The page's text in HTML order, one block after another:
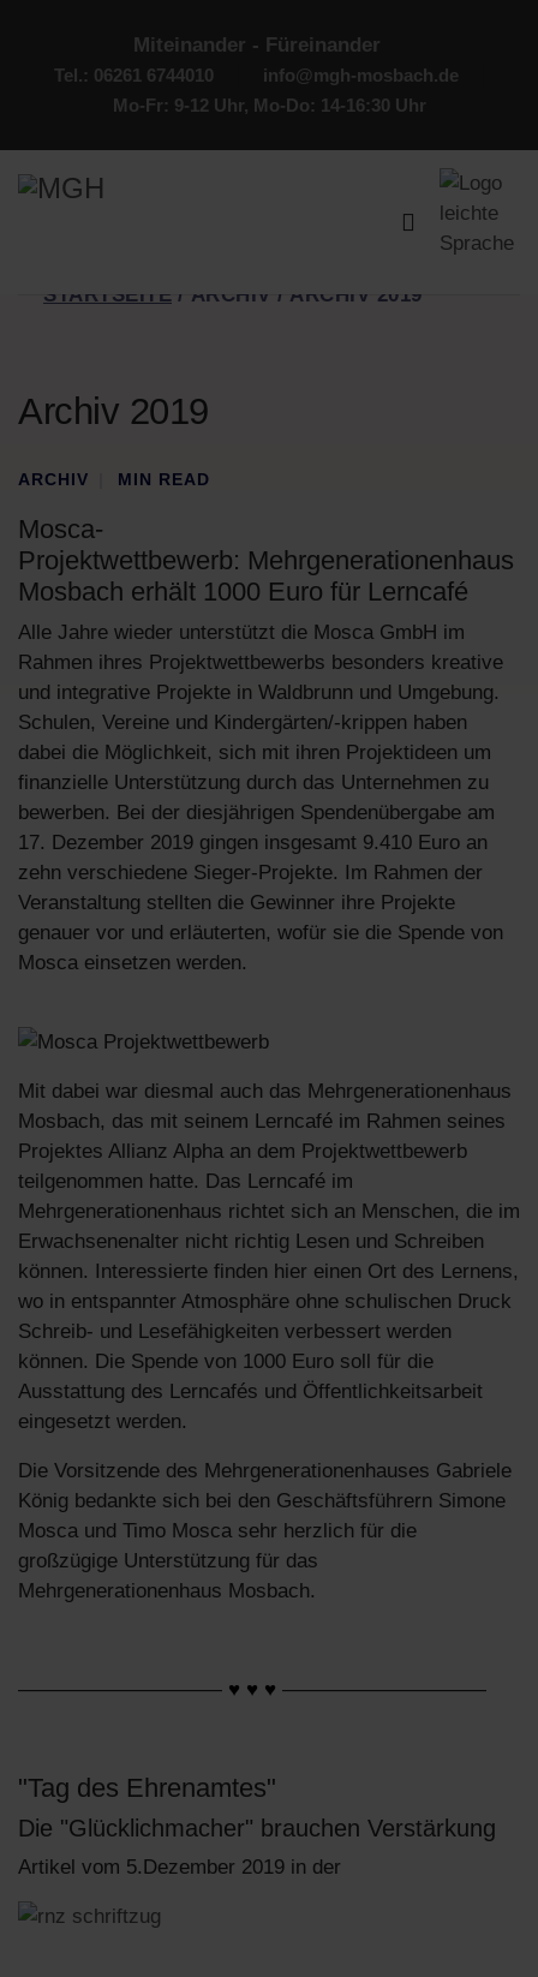
Miteinander - Füreinander
Tel.: 06261 6744010
info@mgh-mosbach.de
Mo-Fr: 9-12 Uhr, Mo-Do: 14-16:30 Uhr
STARTSEITE ARCHIV ARCHIV 2019
Archiv 2019
ARCHIV MIN READ
Mosca-
Projektwettbewerb: Mehrgenerationenhaus
Mosbach erhält 1000 Euro für Lerncafé
Alle Jahre wieder unterstützt die Mosca GmbH im
Rahmen ihres Projektwettbewerbs besonders kreative
und integrative Projekte in Waldbrunn und Umgebung.
Schulen, Vereine und Kindergärten/-krippen haben
dabei die Möglichkeit, sich mit ihren Projektideen um
finanzielle Unterstützung durch das Unternehmen zu
bewerben. Bei der diesjährigen Spendenübergabe am
17. Dezember 2019 gingen insgesamt 9.410 Euro an
zehn verschiedene Sieger-Projekte. Im Rahmen der
Veranstaltung stellten die Gewinner ihre Projekte
genauer vor und erläuterten, wofür sie die Spende von
Mosca einsetzen werden.
Mit dabei war diesmal auch das Mehrgenerationenhaus
Mosbach, das mit seinem Lerncafé im Rahmen seines
Projektes Allianz Alpha an dem Projektwettbewerb
teilgenommen hatte. Das Lerncafé im
Mehrgenerationenhaus richtet sich an Menschen, die im
Erwachsenenalter nicht richtig Lesen und Schreiben
können. Interessierte finden hier einen Ort des Lernens,
wo in entspannter Atmosphäre ohne schulischen Druck
Schreib- und Lesefähigkeiten verbessert werden
können. Die Spende von 1000 Euro soll für die
Ausstattung des Lerncafés und Öffentlichkeitsarbeit
eingesetzt werden.
Die Vorsitzende des Mehrgenerationenhauses Gabriele
König bedankte sich bei den Geschäftsführern Simone
Mosca und Timo Mosca sehr herzlich für die
großzügige Unterstützung für das
Mehrgenerationenhaus Mosbach.
—————————— ♥ ♥ ♥ ——————————
"Tag des Ehrenamtes"
Die "Glücklichmacher" brauchen Verstärkung
Artikel vom 5.Dezember 2019 in der